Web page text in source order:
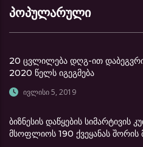
პოპულარული
20 ცვლილება დღგ-ით
2020 წელს იგეგმება
ივლისი 5, 2019
ბიზნესის დაწყების სიმარტივის
მსოფლიოს 190 ქვეყანას შორის